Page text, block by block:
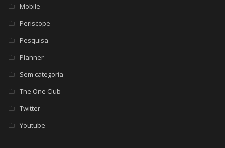
Mobile
Periscope
Pesquisa
Planner
Sem categoria
The One Club
Twitter
Youtube